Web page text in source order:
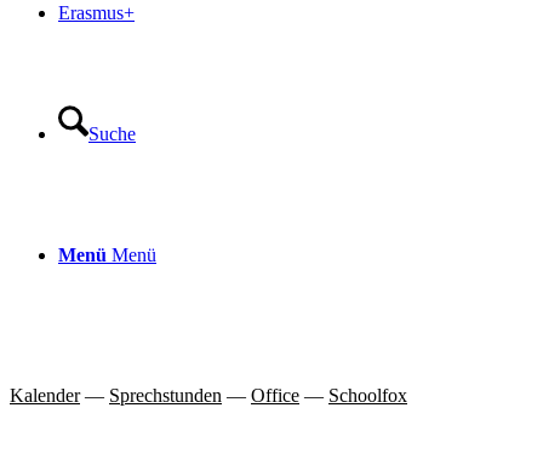
Erasmus+
Suche
Menü Menü
Kalender— Sprechstunden — Office — Schoolfox